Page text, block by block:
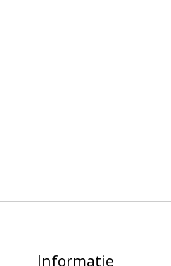
Informatie